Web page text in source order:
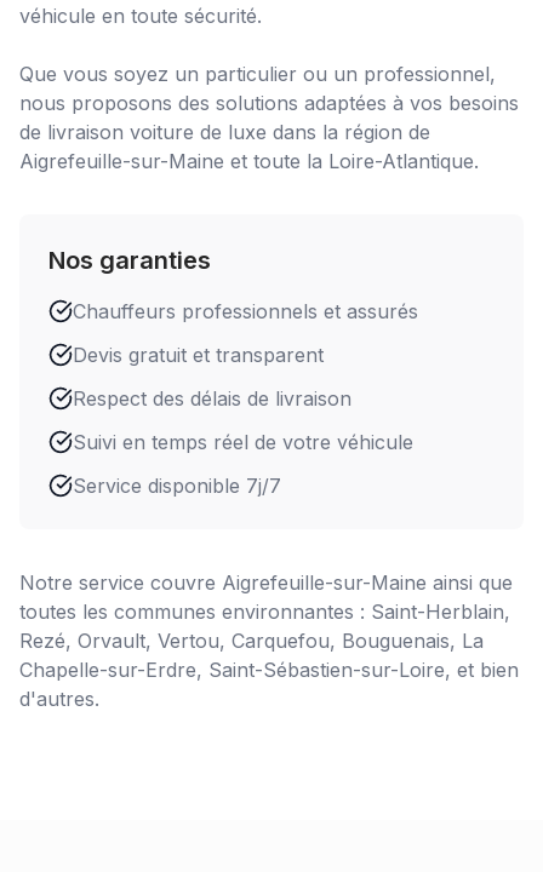
véhicule en toute sécurité.
Que vous soyez un particulier ou un professionnel,
nous proposons des solutions adaptées à vos besoins
de livraison voiture de luxe dans la région de
Aigrefeuille-sur-Maine et toute la Loire-Atlantique.
Nos garanties
Chauffeurs professionnels et assurés
Devis gratuit et transparent
Respect des délais de livraison
Suivi en temps réel de votre véhicule
Service disponible 7j/7
Notre service couvre Aigrefeuille-sur-Maine ainsi que
toutes les communes environnantes : Saint-Herblain,
Rezé, Orvault, Vertou, Carquefou, Bouguenais, La
Chapelle-sur-Erdre, Saint-Sébastien-sur-Loire, et bien
d'autres.